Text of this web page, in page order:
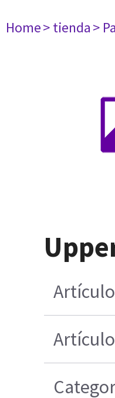
Home> tienda>